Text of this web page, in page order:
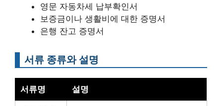
영문 자동차세 납부확인서
보증금이나 생활비에 대한 증명서
은행 잔고 증명서
서류 종류와 설명
서류명 설명